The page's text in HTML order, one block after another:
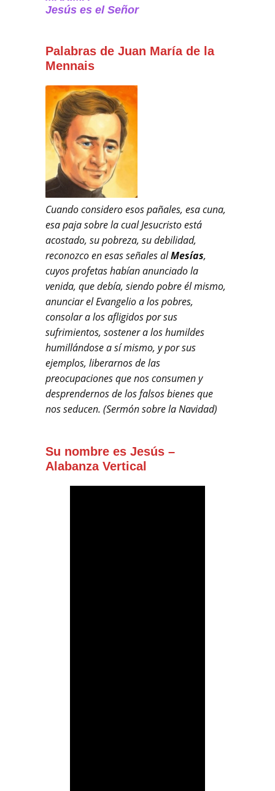
Jesús es el Señor
Palabras de Juan María de la
Mennais
Cuando considero esos pañales, esa cuna,
esa paja sobre la cual Jesucristo está
acostado, su pobreza, su debilidad,
reconozco en esas señales alMesías,
cuyos profetas habían anunciado la
venida, que debía, siendo pobre él mismo,
anunciar el Evangelio a los pobres,
consolar a los afligidos por sus
sufrimientos, sostener a los humildes
humillándose a sí mismo, y por sus
ejemplos, liberarnos de las
preocupaciones que nos consumen y
desprendernos de los falsos bienes que
nos seducen. (Sermón sobre la Navidad)
Su nombre es Jesús –
Alabanza Vertical